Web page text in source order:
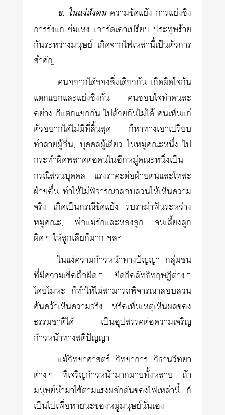
ข. ในแง่สังคมความขัดแย้ง การแย่งชิง
การรังแก ข่มเหง เอารัดเอาเปรียบ ประทุษร้าย
กันระหว่างมนุษย์ เกิดจากไฟเหล่านี้เป็นตัวการ
สำคัญ
คนอยากได้ของสิ่งเดียวกัน เกิดผิดใจกัน
แตกแยกและแย่งชิงกัน คนชอบใจทำคนละ
อย่าง ก็แตกแยกกัน ไปด้วยกันไม่ได้ คนเห็นแก่
ตัวอยากได้ไม่มีที่สิ้นสุด ก็หาทางเอาเปรียบ
ทำลายผู้อื่น; บุคคลผู้เดียว ในหมู่คณะหนึ่ง ไป
กระทำผิดพลาดต่อคนในอีกหมู่คณะหนึ่งเป็น
กรณีส่วนบุคคล แรงราคะต่อฝ่ายตนและโทสะ
ฝ่ายอื่น ทำให้ไม่พิจารณาสอบสวนให้เห็นความ
จริง เกิดเป็นกรณีขัดแย้ง รบราฆ่าฟันระหว่าง
หมู่คณะ; พ่อแม่รักและหลงลูก จนเลี้ยงลูก
ผิดๆ ให้ลูกเสียก็มาก ฯลฯ
ในแง่ความก้าวหน้าทางปัญญา กลุ่มชน
ที่มีความเชื่อถือผิดๆ ยึดถือลัทธิทฤษฎีต่างๆ
โดยโมหะ ก็ทำให้ไม่สามารถพิจารณาสอบสวน
ค้นคว้าเห็นความจริง หรือเห็นเหตุเห็นผลของ
ธรรมชาติได้ เป็นอุปสรรคต่อความเจริญ
ก้าวหน้าทางสติปัญญา
แม้วิทยาศาสตร์ วิทยาการ วิธานวิทยา
ต่างๆ ที่เจริญก้าวหน้ามากมายทั้งหลาย ถ้า
มนุษย์นำมาใช้ตามแรงผลักดันของไฟเหล่านี้ ก็
เป็นไปเพื่อหายนะของหมู่มนุษย์นั่นเอง